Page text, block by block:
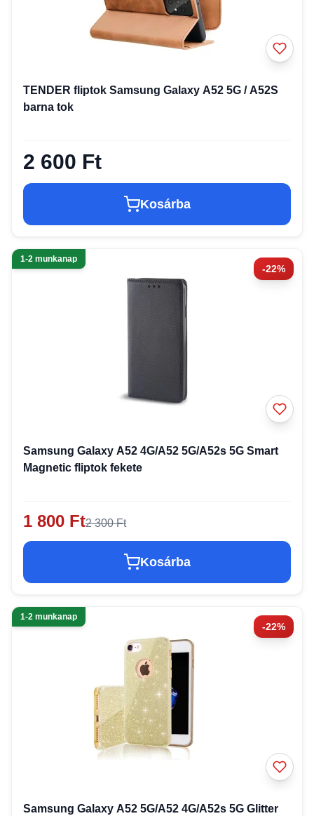
TENDER fliptok Samsung Galaxy A52 5G / A52S
barna tok
2 600 Ft
Kosárba
-22%
1-2 munkanap
Samsung Galaxy A52 4G/A52 5G/A52s 5G Smart
Magnetic fliptok fekete
1 800 Ft2 300 Ft
Kosárba
-22%
1-2 munkanap
Samsung Galaxy A52 5G/A52 4G/A52s 5G Glitter